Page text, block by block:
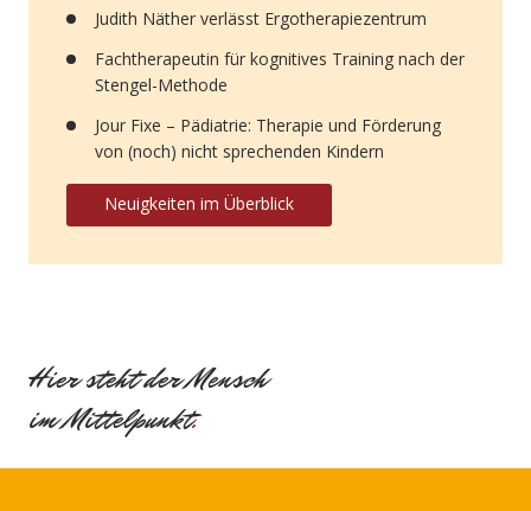
Judith Näther verlässt Ergotherapiezentrum
Fachtherapeutin für kognitives Training nach der
Stengel-Methode
Jour Fixe – Pädiatrie: Therapie und Förderung
von (noch) nicht sprechenden Kindern
Neuigkeiten im Überblick
Hier steht der Mensch
im Mittelpunkt.